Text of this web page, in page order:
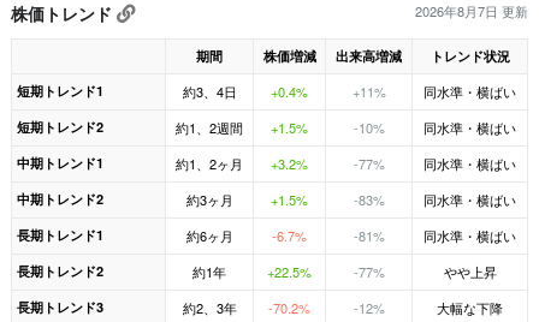
株価トレンド 2026年8月7日 更新
期間 株価増減 出来高増減
トレンド状況
短期トレンド1
約3、4日 +0.4% +11% 同水準・横ばい
短期トレンド2 約1、2週間 +1.5% -10% 同水準・横ばい
中期トレンド1 約1、2ヶ月 +3.2% -77% 同水準・横ばい
中期トレンド2 約3ヶ月 +1.5% -83% 同水準・横ばい
長期トレンド1 約6ヶ月 -6.7% -81% 同水準・横ばい
長期トレンド2 約1年 +22.5% -77% やや上昇
長期トレンド3 約2、3年 -70.2% -12% 大幅な下降